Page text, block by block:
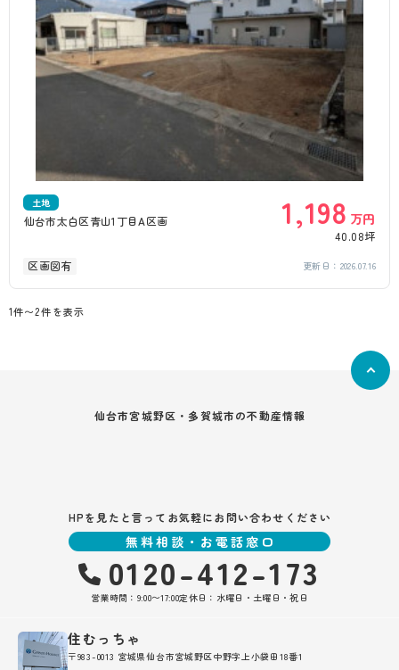
土地
仙台市太白区青山1丁目A区画 1,198 万円
40.08坪
区画図有
更新日： 2026.07.16
1件〜2件を表示
仙台市宮城野区・多賀城市の不動産情報
HPを見たと言ってお気軽にお問い合わせください
無料相談・お電話窓口
0120-412-173
営業時間：9:00〜17:00定休日：水曜日・土曜日・祝日
住むっちゃ
〒983-0013 宮城県仙台市宮城野区中野字上小袋田18番1